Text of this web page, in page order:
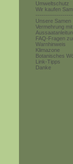
Umweltschutz
Wir kaufen
Unsere Samen
Vermehrung
FAQ-Fragen
Warnhinweis
Klimazone
Botanisches
Link-Tipps
Danke